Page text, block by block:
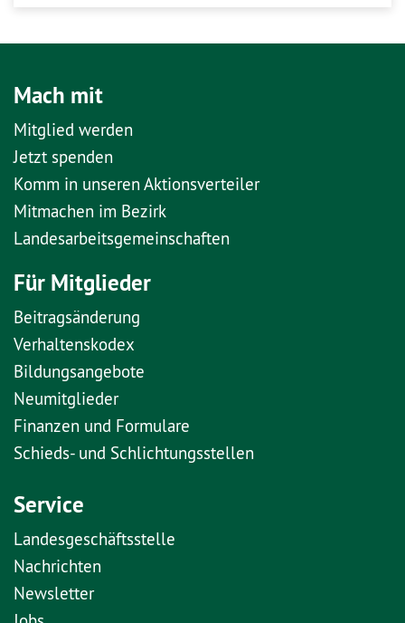
Mach mit
Mitglied werden
Jetzt spenden
Komm in unseren Aktionsverteiler
Mitmachen im Bezirk
Landesarbeitsgemeinschaften
Für Mitglieder
Beitragsänderung
Verhaltenskodex
Bildungsangebote
Neumitglieder
Finanzen und Formulare
Schieds- und Schlichtungsstellen
Service
Landesgeschäftsstelle
Nachrichten
Newsletter